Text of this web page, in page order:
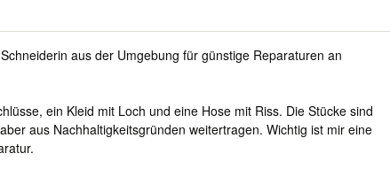
aus der Umgebung für günstige Reparaturen an
ein Kleid mit Loch und eine Hose mit Riss. Die Stücke sind
aus Nachhaltigkeitsgründen weitertragen. Wichtig ist mir eine